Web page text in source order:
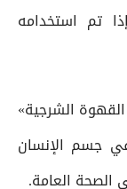
تم استخدامه
الشرجية»
جسم الإنسان
العامة.